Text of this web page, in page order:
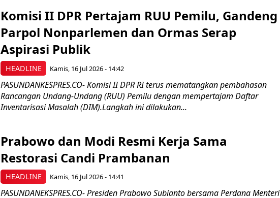
HEADLINE
Komisi II DPR Pertajam RUU Pemilu, Gandeng
Parpol Nonparlemen dan Ormas Serap
Aspirasi Publik
Kamis, 16 Jul 2026 - 14:42
PASUNDANKESPRES.CO- Komisi II DPR RI terus mematangkan pembahasan
Rancangan Undang-Undang (RUU) Pemilu dengan mempertajam Daftar
Inventarisasi Masalah (DIM).Langkah ini dilakukan...
HEADLINE
Prabowo dan Modi Resmi Kerja Sama
Restorasi Candi Prambanan
Kamis, 16 Jul 2026 - 14:41
PASUNDANEKSPRES.CO- Presiden Prabowo Subianto bersama Perdana Menteri